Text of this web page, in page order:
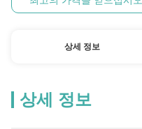
상세 정보
상세 정보